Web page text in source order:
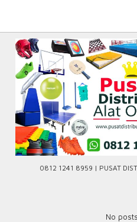
0812 1241 8959 | PUSAT
No